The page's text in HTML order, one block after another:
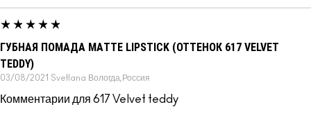
ГУБНАЯ ПОМАДА MATTE LIPSTICK (ОТТЕНОК 617 VELVET
TEDDY)
03/08/2021 Svetlana Вологда,Россия
Комментарии для 617 Velvet teddy